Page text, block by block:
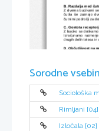
B. Razdalja med
Z dvema bucikami
čutila   še   zaznajo
čutnimi področji za
C. Gostota
Z buciko se
Izračunamo   razmerje
drugih delih telesa in
D. Občutljivost na
Rezultati
Tista roka, ki je bila
Sorodne
Sociološka
Rimljani [04]
Izločala